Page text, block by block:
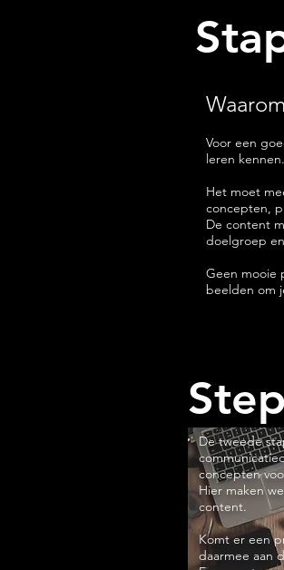
Voor een
leren
Het moet
concepten,
De content
doelgroep
Geen mooie
beelden om
De tweede
concepten
Hier maken
content.
Komt er een
daarmee aan